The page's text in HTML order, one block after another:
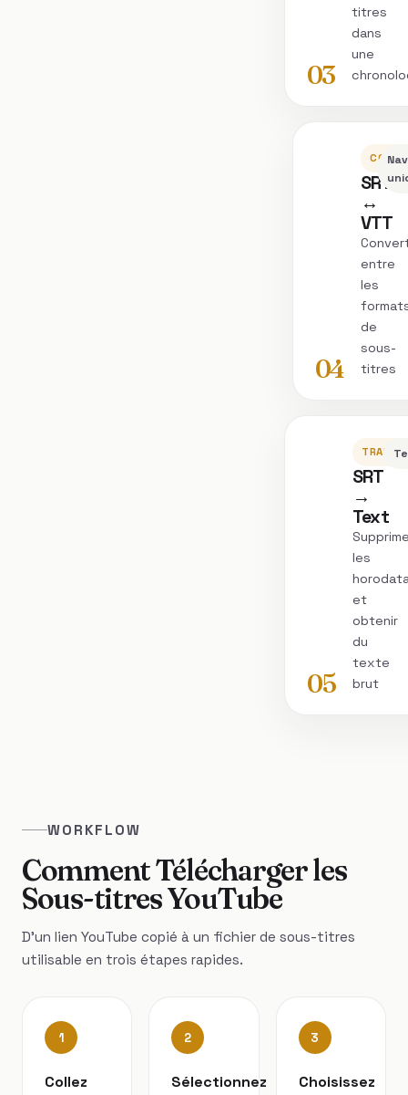
03
titres
dans
une
04
SRT
↔
VTT
entre
les
de
sous-
titres
05
SRT
→
Text
les
et
obtenir
du
texte
brut
WORKFLOW
Comment Télécharger les
Sous-titres YouTube
D'un lien YouTube copié à un fichier de sous-titres
utilisable en trois étapes rapides.
1
Collez
2
Sélectionnez
3
Choisissez